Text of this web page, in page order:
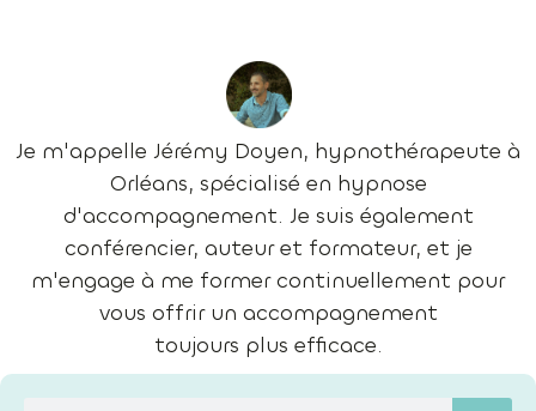
Je m'appelle Jérémy Doyen, hypnothérapeute à
Orléans, spécialisé en hypnose
d'accompagnement. Je suis également
conférencier, auteur et formateur, et je
m'engage à me former continuellement pour
vous offrir un accompagnement
toujours plus efficace.